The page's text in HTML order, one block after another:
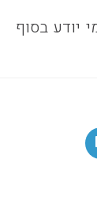
יודע בסוף